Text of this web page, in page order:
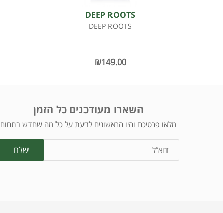
DEEP ROOTS
DEEP ROOTS
₪149.00
השארו מעודכנים כל הזמן
מלאו פרטיכם והיו הראשונים לדעת על כל מה שחדש בתחום